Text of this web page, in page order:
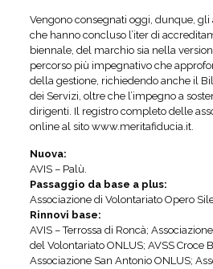
Vengono consegnati oggi, dunque, gli
che hanno concluso l’iter di
biennale, del marchio sia nella
percorso più impegnativo che
della gestione, richiedendo anche il
dei Servizi, oltre che l’impegno a
dirigenti. Il registro completo delle
online al sito www.meritafiducia.it.
Nuova:
AVIS – Palù.
Passaggio da base a plus:
Associazione di Volontariato Opero
Rinnovi base:
AVIS – Terrossa di Roncà;
del Volontariato ONLUS; AVSS Croce
Associazione San Antonio ONLUS;